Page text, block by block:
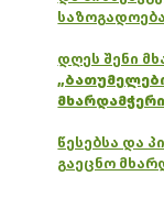
დღეს შენი
მხარდამჭერი
წესებსა და
გაეცნო